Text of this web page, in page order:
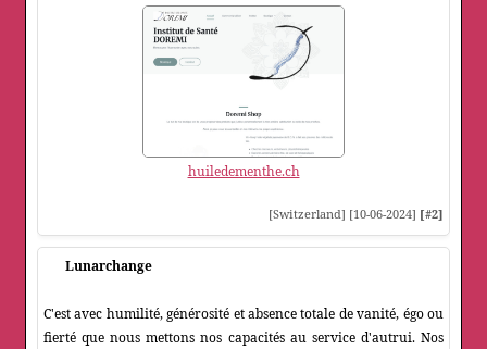
huiledementhe.ch
[Switzerland] [10-06-2024] [#2]
Lunarchange
C'est avec humilité, générosité et absence totale de vanité, égo ou
fierté que nous mettons nos capacités au service d'autrui. Nos